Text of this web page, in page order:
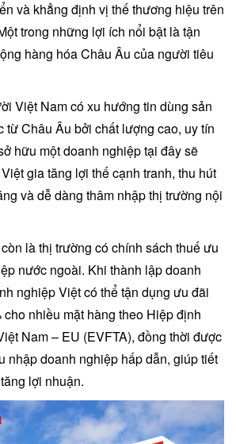
và khẳng định vị thế thương hiệu trên
trong những lợi ích nổi bật là tận
hàng hóa Châu Âu của người tiêu
Việt Nam có xu hướng tin dùng sản
từ Châu Âu bởi chất lượng cao, uy tín
hữu một doanh nghiệp tại đây sẽ
gia tăng lợi thế cạnh tranh, thu hút
và dễ dàng thâm nhập thị trường nội
là thị trường có chính sách thuế ưu
nước ngoài. Khi thành lập doanh
nghiệp Việt có thể tận dụng ưu đãi
nhiều mặt hàng theo Hiệp định
Nam – EU (EVFTA), đồng thời được
nhập doanh nghiệp hấp dẫn, giúp tiết
lợi nhuận.